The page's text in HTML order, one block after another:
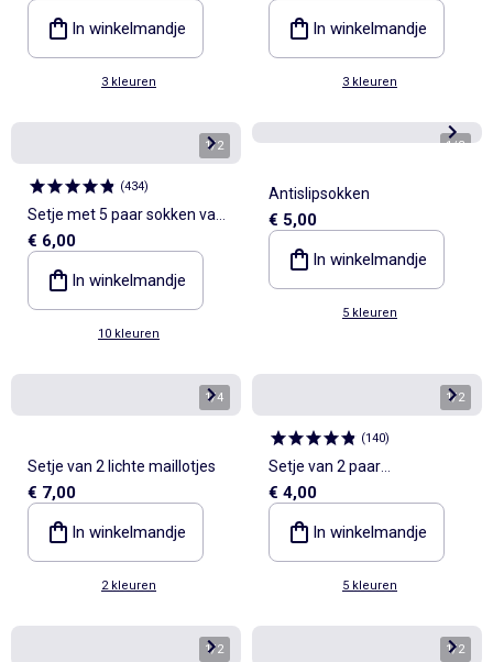
In winkelmandje
3 kleuren
In winkelmandje
3 kleuren
1/2
(434)
Setje met 5 paar sokken van
stretchtricot
€ 6,00
In winkelmandje
10 kleuren
1/3
Antislipsokken
€ 5,00
In winkelmandje
5 kleuren
1/4
Setje van 2 lichte maillotjes
€ 7,00
In winkelmandje
2 kleuren
1/2
(140)
Setje van 2 paar
geboortesokken
€ 4,00
In winkelmandje
5 kleuren
1/2 1/2